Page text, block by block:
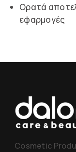
Ορατά
εφαρμογές
Cosmetic